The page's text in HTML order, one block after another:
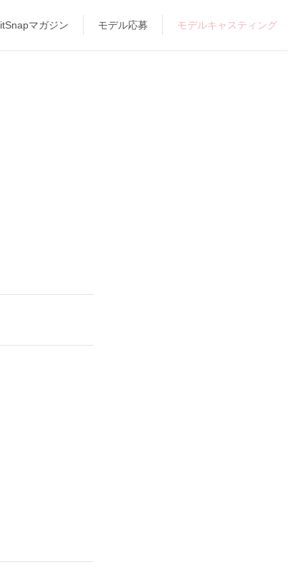
itSnapマガジン モデル応募 モデルキャスティング